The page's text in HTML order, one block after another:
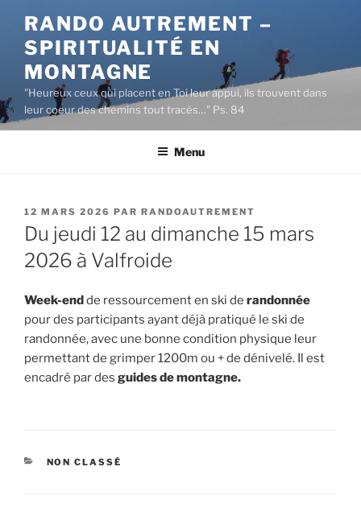
contenu
principal
RANDO AUTREMENT –
SPIRITUALITÉ EN
MONTAGNE
"Heureux ceux qui placent en Toi leur appui, ils trouvent dans
leur coeur des chemins tout tracés…" Ps. 84
Menu
PUBLIÉ
LE
12 MARS 2026 PAR RANDOAUTREMENT
Du jeudi 12 au dimanche 15 mars
2026 à Valfroide
Week-endde ressourcement en ski de randonnée
pour des participants ayant déjà pratiqué le ski de
randonnée, avec une bonne condition physique leur
permettant de grimper 1200m ou + de dénivelé. Il est
encadré par des guides de montagne.
CATÉGORIES
NON CLASSÉ